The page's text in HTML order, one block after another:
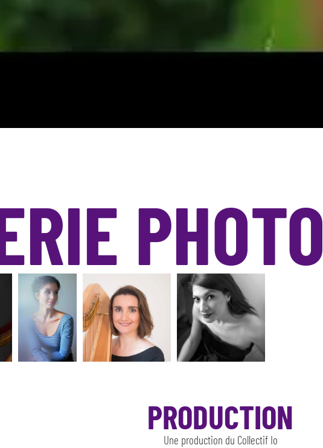
PHOTO
PRODUCTION
Une production du Collectif Io